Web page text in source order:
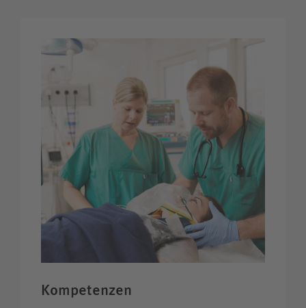
Kompetenzen